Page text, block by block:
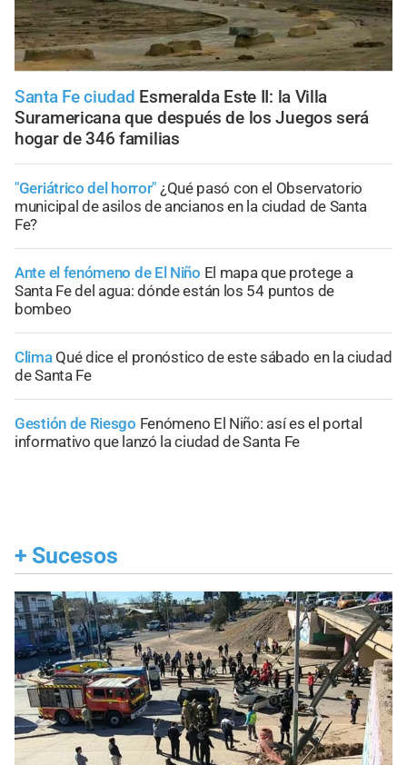
Santa Fe ciudad Esmeralda Este II: la Villa
Suramericana que después de los Juegos será
hogar de 346 familias
"Geriátrico del horror" ¿Qué pasó con el Observatorio
municipal de asilos de ancianos en la ciudad de Santa
Fe?
Ante el fenómeno de El Niño El mapa que protege a
Santa Fe del agua: dónde están los 54 puntos de
bombeo
Clima Qué dice el pronóstico de este sábado en la ciudad
de Santa Fe
Gestión de Riesgo Fenómeno El Niño: así es el portal
informativo que lanzó la ciudad de Santa Fe
+ Sucesos